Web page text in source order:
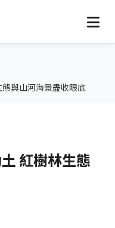
與山河海景盡收眼底
紅樹林生態